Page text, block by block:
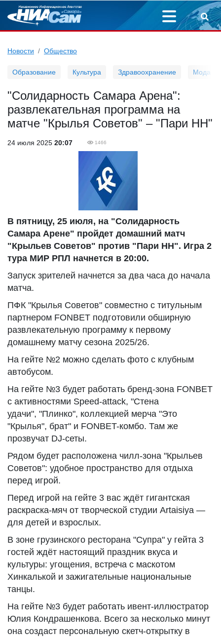
Новости Общество
Образование Культура Здравоохранение Мода
"Солидарность Самара Арена":
развлекательная программа на
матче "Крылья Советов" – "Пари НН"
24 июля 2025 20:07 1466
В пятницу, 25 июля, на "Солидарность
Самара Арене" пройдет домашний матч
"Крыльев Советов" против "Пари НН". Игра 2
тура МИР РПЛ начнется в 20:00.
Запуск зрителей начнется за два часа до начала
матча.
ПФК "Крылья Советов" совместно с титульным
партнером FONBET подготовили обширную
развлекательную программу к первому
домашнему матчу сезона 2025/26.
На гейте №2 можно сделать фото с клубным
автобусом.
На гейте №3 будет работать бренд-зона FONBET
с активностями Speed-attack, "Стена
удачи", "Плинко", коллекцией мерча "Это
"Крылья", брат" и FONBET-комбо. Там же
прозвучат DJ-сеты.
Рядом будет расположена чилл-зона "Крыльев
Советов": удобное пространство для отдыха
перед игрой.
Перед игрой на гейте 3 вас ждёт гигантская
раскраска-мяч от творческой студии Artaisiya —
для детей и взрослых.
В зоне грузинского ресторана "Супра" у гейта 3
гостей ждёт настоящий праздник вкуса и
культуры: угощения, встреча с маскотом
Хинкалькой и зажигательные национальные
танцы.
На гейте №3 будет работать ивент-иллюстратор
Юлия Кондрашенкова. Всего за несколько минут
она создаст персональную скетч-открытку в